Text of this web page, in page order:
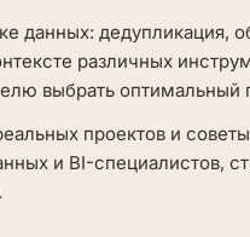
данных: дедупликация,
различных
выбрать оптимальный
проектов и
и BI-специалистов,